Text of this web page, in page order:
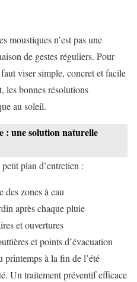
moustiques n’est pas une
de gestes réguliers. Pour
viser simple, concret et facile
les bonnes résolutions
au soleil.
: une solution naturelle
plan d’entretien :
des zones à eau
après chaque pluie
et ouvertures
et points d’évacuation
printemps à la fin de l’été
Un traitement préventif efficace